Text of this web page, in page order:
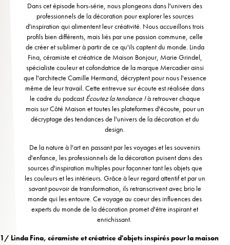
Dans cet épisode hors-série, nous plongeons dans l'univers des
professionnels de la décoration pour explorer les sources
d'inspiration qui alimentent leur créativité. Nous accueillons trois
profils bien différents, mais liés par une passion commune, celle
de créer et sublimer à partir de ce qu'ils captent du monde. Linda
Fina, céramiste et créatrice de Maison Bonjour, Marie Grindel,
spécialiste couleur et cofondatrice de la marque Mercadier ainsi
que l'architecte Camille Hermand, décryptent pour nous l'essence
même de leur travail. Cette entrevue sur écoute est réalisée dans
le cadre du podcast Écoutez la tendance !à retrouver chaque
mois sur Côté Maison et toutes les plateformes d'écoute, pour un
décryptage des tendances de l'univers de la décoration et du
design.
De la nature à l'art en passant par les voyages et les souvenirs
d'enfance, les professionnels de la décoration puisent dans des
sources d'inspiration multiples pour façonner tant les objets que
les couleurs et les intérieurs. Grâce à leur regard attentif et par un
savant pouvoir de transformation, ils retranscrivent avec brio le
monde qui les entoure. Ce voyage au coeur des influences des
experts du monde de la décoration promet d'être inspirant et
enrichissant.
1/ Linda Fina, céramiste et créatrice d'objets inspirés pour la maison